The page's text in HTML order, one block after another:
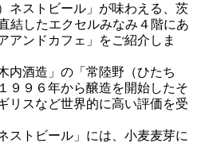
ネストビール」が味わえる、茨
結したエクセルみなみ４階にあ
アンドカフェ」をご紹介しま
内酒造」の「常陸野（ひたち
９９６年から醸造を開始したそ
リスなど世界的に高い評価を受
ストビール」には、小麦麦芽に